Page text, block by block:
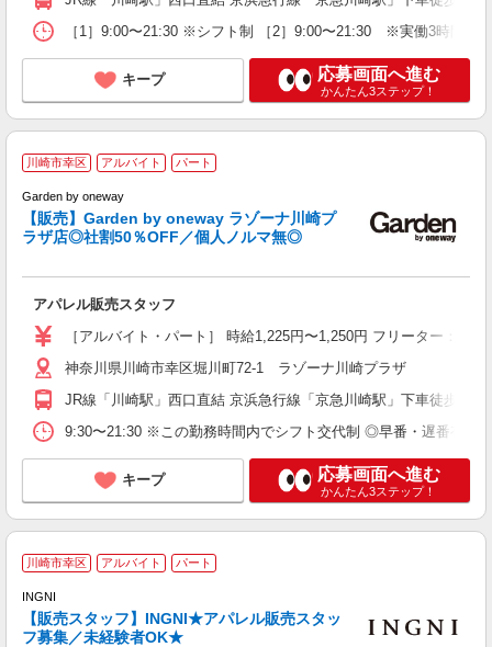
［1］9:00〜21:30 ※シフト制 ［2］9:00〜21:30 ※実働3時間〜
キープ 応募画面へ進む
かんたん3ステップ！
川崎市幸区 アルバイト パート
Garden by oneway
【販売】Garden by oneway ラゾーナ川崎プ
ラザ店◎社割50％OFF／個人ノルマ無◎
アパレル販売スタッフ
［アルバイト・パート］ 時給1,225円〜1,250円 フリーター：
神奈川県川崎市幸区堀川町72-1 ラゾーナ川崎プラザ
JR線「川崎駅」西口直結 京浜急行線「京急川崎駅」下車徒歩7分
9:30〜21:30 ※この勤務時間内でシフト交代制 ◎早番・遅番有 ◎
キープ 応募画面へ進む
かんたん3ステップ！
川崎市幸区 アルバイト パート
INGNI
【販売スタッフ】INGNI★アパレル販売スタッ
フ募集／未経験者OK★